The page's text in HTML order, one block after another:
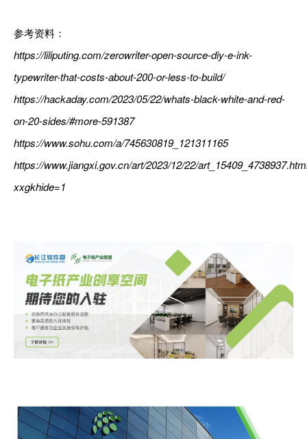
参考资料：
https://liliputing.com/zerowriter-open-source-diy-e-ink-
typewriter-that-costs-about-200-or-less-to-build/
https://hackaday.com/2023/05/22/whats-black-white-and-red-
on-20-sides/#more-591387
https://www.sohu.com/a/745630819_121311165
https://www.jiangxi.gov.cn/art/2023/12/22/
xxgkhide=1